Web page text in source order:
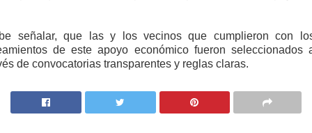
señalar, que las y los vecinos que cumplieron con
de este apoyo económico fueron seleccionados
de convocatorias transparentes y reglas claras.